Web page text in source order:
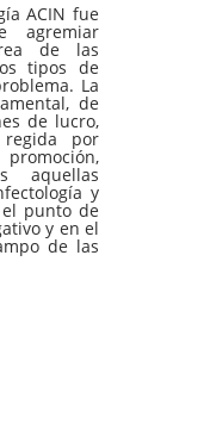
ACIN fue
de las
tipos de
La
de
de lucro,
por
aquellas
y
punto de
y en el
de las